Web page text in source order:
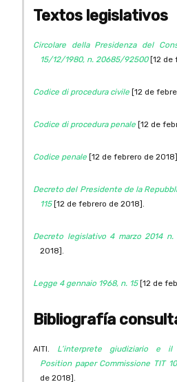
Textos legislativos
Circolare della Presidenza del
15/12/1980, n. 20685/92500[12 de
Codice di procedura civile [12 de
Codice di procedura penale [12 de
Codice penale [12 de febrero de
Decreto del Presidente de la
115[12 de febrero de 2018].
Decreto legislativo 4 marzo 2014 n.
2018].
Legge 4 gennaio 1968, n. 15[12 de
Bibliografía
AITI. L’interprete giudiziario e il
Position paper Commissione TIT
de 2018].